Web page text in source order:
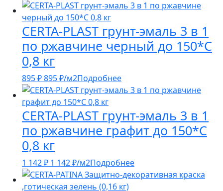
CERTA-PLAST грунт-эмаль 3 в 1
по ржавчине черный до 150*С
0,8 кг
895₽895₽/м2Подробнее
CERTA-PLAST грунт-эмаль 3 в 1
по ржавчине графит до 150*С
0,8 кг
1 142₽ 1 142₽/м2Подробнее